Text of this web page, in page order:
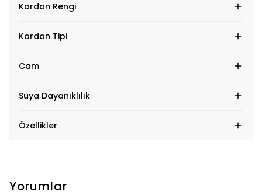
Kordon Rengi
Kordon Tipi
Cam
Suya Dayanıklılık
Özellikler
Yorumlar